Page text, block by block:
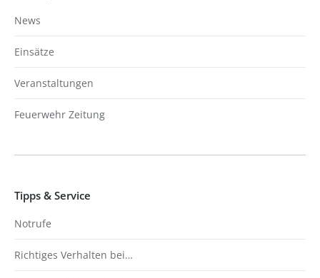
News
Einsätze
Veranstaltungen
Feuerwehr Zeitung
Tipps & Service
Notrufe
Richtiges Verhalten bei…